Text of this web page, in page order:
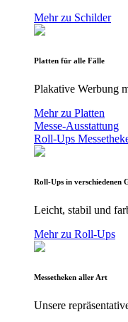
Mehr zu Schilder
Platten für alle Fälle
Plakative Werbung
Mehr zu Platten
Messe-Ausstattung
Roll-Ups
Roll-Ups in verschiedenen
Leicht, stabil und
Mehr zu Roll-Ups
Messetheken aller Art
Unsere